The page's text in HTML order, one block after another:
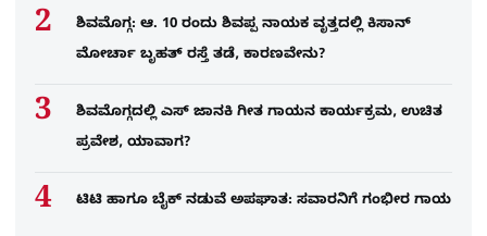
ಶಿವಮೊಗ್ಗ: ಆ. 10 ರಂದು ಶಿವಪ್ಪ ನಾಯಕ ವೃತ್ತದಲ್ಲಿ ಕಿಸಾನ್
ಮೋರ್ಚಾ ಬೃಹತ್ ರಸ್ತೆ ತಡೆ, ಕಾರಣವೇನು?
ಶಿವಮೊಗ್ಗದಲ್ಲಿ ಎಸ್​ ಜಾನಕಿ ಗೀತ ಗಾಯನ ಕಾರ್ಯಕ್ರಮ, ಉಚಿತ
ಪ್ರವೇಶ, ಯಾವಾಗ?
ಟಿಟಿ ಹಾಗೂ ಬೈಕ್ ನಡುವೆ ಅಪಘಾತ: ಸವಾರನಿಗೆ ಗಂಭೀರ ಗಾಯ